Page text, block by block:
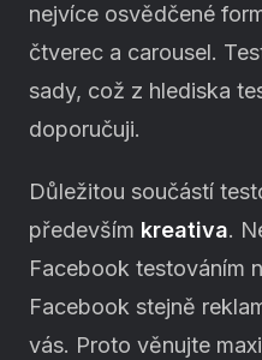
nejvíce osvědčené
čtverec a carousel.
sady, což z hlediska
doporučuji.
Důležitou součástí
především kreativa.
Facebook testováním
Facebook stejně
vás. Proto věnujte